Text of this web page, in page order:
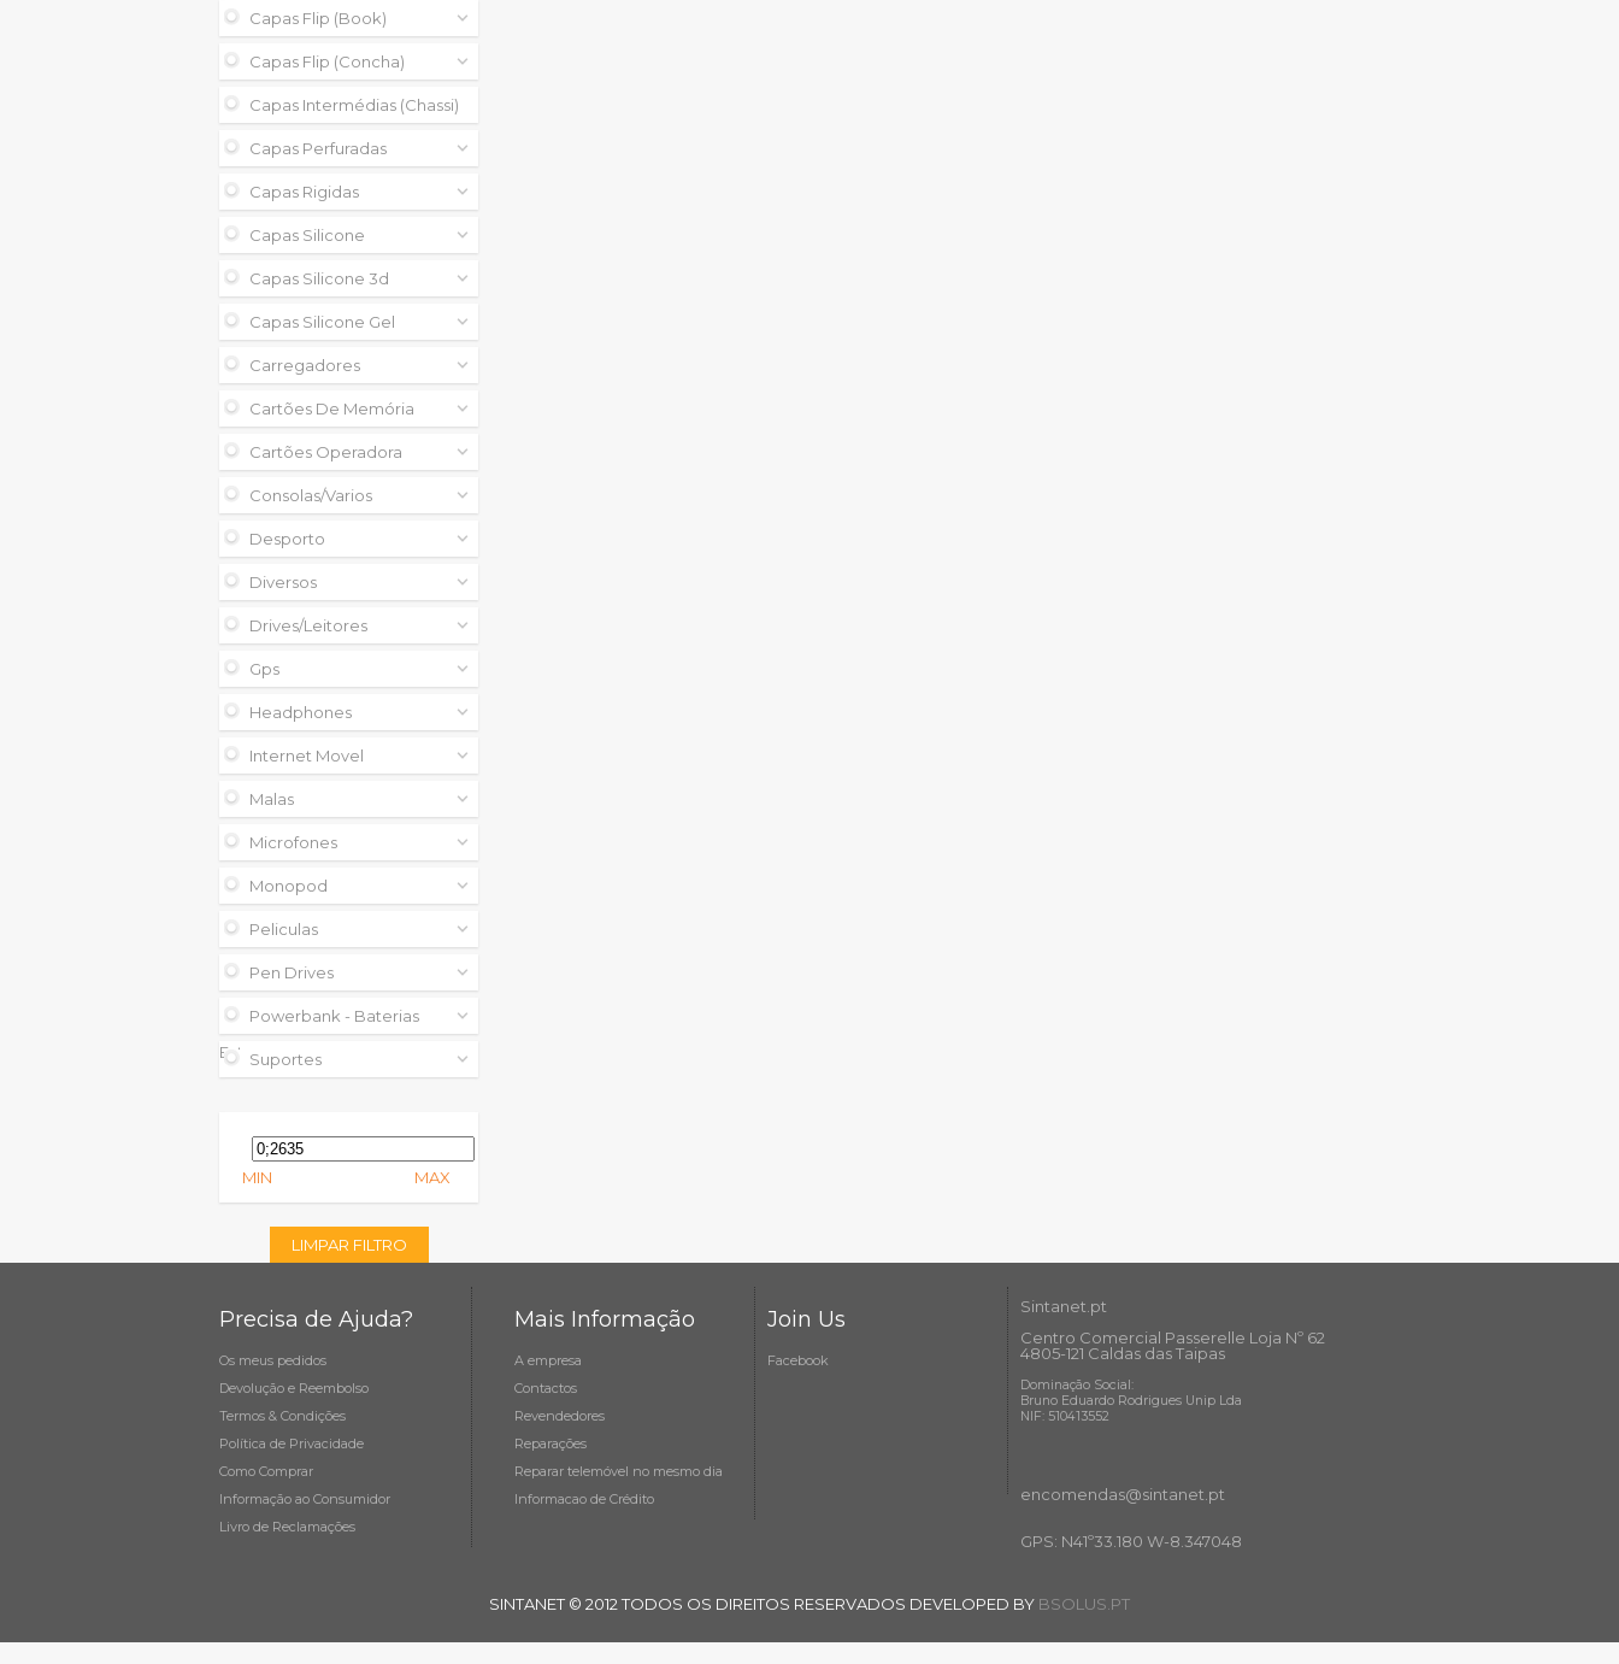
Capas Flip (book)
Capas Flip (concha)
Capas Intermédias (chassi)
Capas Perfuradas
Capas Rigidas
Capas Silicone
Capas Silicone 3d
Capas Silicone Gel
Carregadores
Cartões De Memória
Cartões Operadora
Consolas/varios
Desporto
Diversos
Drives/leitores
Gps
Headphones
Internet Movel
Malas
Microfones
Monopod
Peliculas
Pen Drives
Powerbank - Baterias
ExternasSuportes
MIN MAX
LIMPAR FILTRO
Precisa de Ajuda?
Os meus pedidos
Devolução e Reembolso
Termos & Condições
Política de Privacidade
Como Comprar
Informação ao Consumidor
Livro de Reclamações
Mais Informação
A empresa
Contactos
Revendedores
Reparações
Reparar telemóvel no mesmo dia
Informacao de Crédito
Join Us
Facebook
Sintanet.pt
Centro Comercial Passerelle Loja Nº 62
4805-121 Caldas das Taipas
Dominação Social:
Bruno Eduardo Rodrigues Unip Lda
NIF: 510413552
encomendas@sintanet .pt
GPS: N41º33.180 W-8.347048
SINTANET © 2012 TODOS OS DIREITOS RESERVADOS DEVELOPED BY BSOLUS.PT